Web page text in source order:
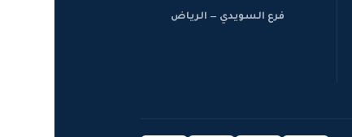
فرع السويدي — الرياض